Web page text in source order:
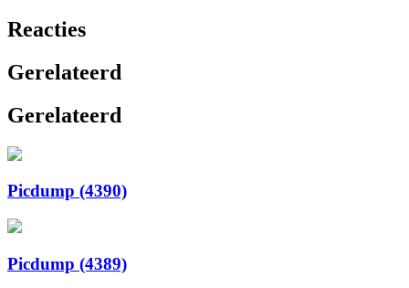
Reacties
Gerelateerd
Gerelateerd
Picdump (4390)
Picdump (4389)